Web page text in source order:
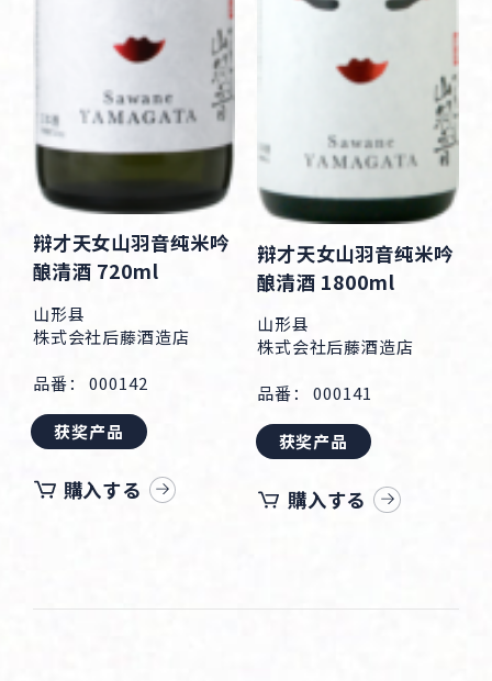
辩才天女山羽音纯米吟
酿清酒 720ml
山形县
株式会社后藤酒造店
品番： 000142
获奖产品
購入する
辩才天女山羽音纯米吟
酿清酒 1800ml
山形县
株式会社后藤酒造店
品番： 000141
获奖产品
購入する